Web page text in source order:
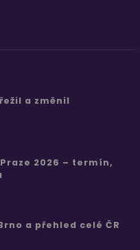
a změnil
2026 – termín,
a přehled celé ČR